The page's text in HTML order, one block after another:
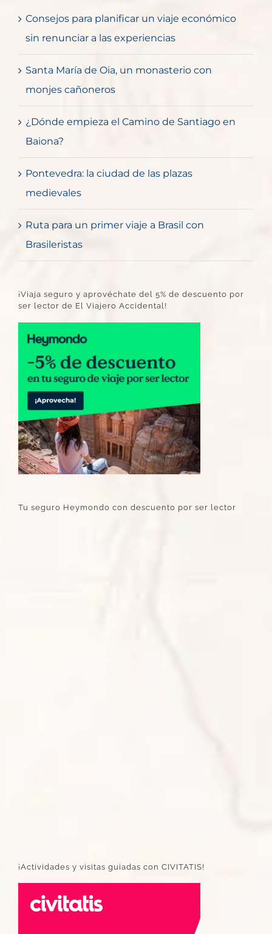
Consejos para planificar un viaje económico
sin renunciar a las experiencias
Santa María de Oia, un monasterio con
monjes cañoneros
¿Dónde empieza el Camino de Santiago en
Baiona?
Pontevedra: la ciudad de las plazas
medievales
Ruta para un primer viaje a Brasil con
Brasileristas
¡Viaja seguro y aprovéchate del 5% de descuento por
ser lector de El Viajero Accidental!
Tu seguro Heymondo con descuento por ser lector
¡Actividades y visitas guiadas con CIVITATIS!